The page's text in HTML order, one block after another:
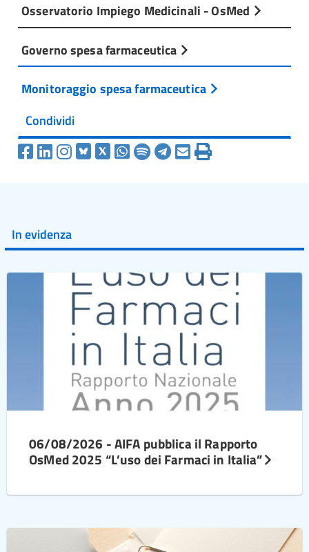
Osservatorio Impiego Medicinali - OsMed
Governo spesa farmaceutica
Monitoraggio spesa farmaceutica
Condividi
In evidenza
06/08/2026 - AIFA pubblica il Rapporto
OsMed 2025 “L’uso dei Farmaci in Italia”